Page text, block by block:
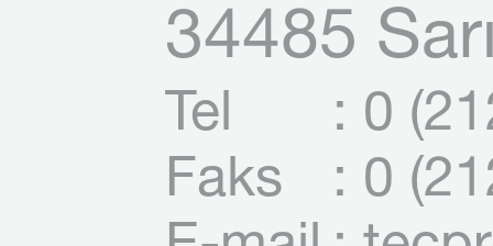
34485
Tel
: 0
Faks
: 0